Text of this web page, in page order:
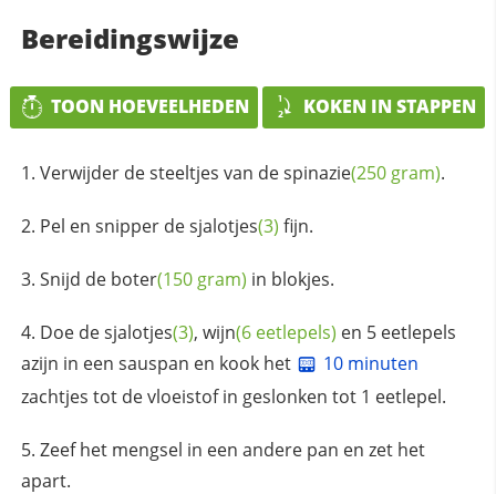
Bereidingswijze
TOON HOEVEELHEDEN KOKEN IN STAPPEN
Verwijder de steeltjes van despinazie(250 gram).
Pel en snipper desjalotjes(3) fijn.
Snijd de boter(150 gram) in blokjes.
Doe desjalotjes(3), wijn(6 eetlepels) en 5 eetlepels
azijn in een sauspan en kook het
10 minuten
zachtjes tot de vloeistof in geslonken tot 1 eetlepel.
Zeef het mengsel in een andere pan en zet het
apart.